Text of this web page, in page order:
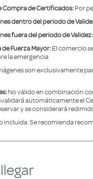
Compra de Certificados:Por
dentro del periodo de
fuera del periodo de Validez:
Fuerza Mayor:El comercio
la emergencia
son exclusivamente
No válido en combinación
automáticamente el
y se considerará
incluida. Se recomienda